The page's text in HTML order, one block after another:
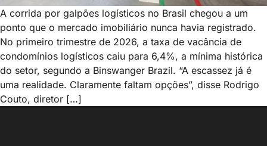
A corrida por galpões logísticos no Brasil chegou a um
ponto que o mercado imobiliário nunca havia registrado.
No primeiro trimestre de 2026, a taxa de vacância de
condomínios logísticos caiu para 6,4%, a mínima histórica
do setor, segundo a Binswanger Brazil. “A escassez já é
uma realidade. Claramente faltam opções”, disse Rodrigo
Couto, diretor […]